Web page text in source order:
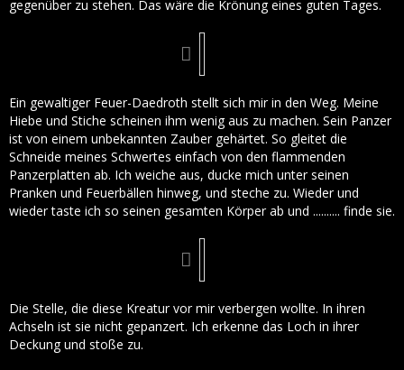
gegenüber zu stehen. Das wäre die Krönung eines guten Tages.
Ein gewaltiger Feuer-Daedroth stellt sich mir in den Weg. Meine
Hiebe und Stiche scheinen ihm wenig aus zu machen. Sein Panzer
ist von einem unbekannten Zauber gehärtet. So gleitet die
Schneide meines Schwertes einfach von den flammenden
Panzerplatten ab. Ich weiche aus, ducke mich unter seinen
Pranken und Feuerbällen hinweg, und steche zu. Wieder und
wieder taste ich so seinen gesamten Körper ab und .......... finde sie.
Die Stelle, die diese Kreatur vor mir verbergen wollte. In ihren
Achseln ist sie nicht gepanzert. Ich erkenne das Loch in ihrer
Deckung und stoße zu.